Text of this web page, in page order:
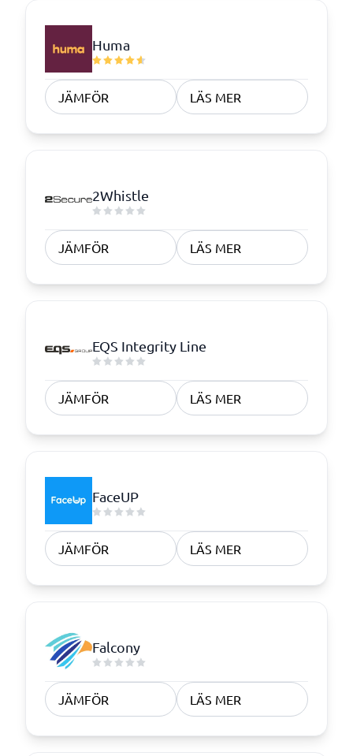
Huma
JÄMFÖR LÄS MER
2Whistle
JÄMFÖR LÄS MER
EQS Integrity Line
JÄMFÖR LÄS MER
FaceUP
JÄMFÖR LÄS MER
Falcony
JÄMFÖR LÄS MER